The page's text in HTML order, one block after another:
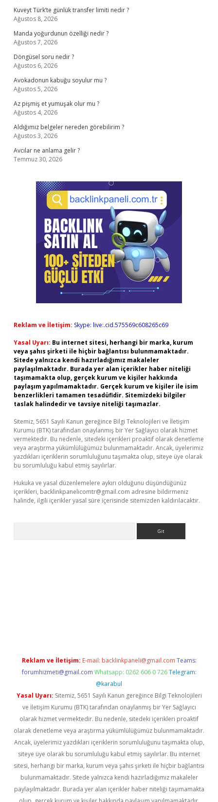
Kuveyt Türk’te günlük transfer limiti nedir ?
Ağustos 8, 2026
Manda yoğurdunun özelliği nedir ?
Ağustos 7, 2026
Döngüsel soru nedir ?
Ağustos 6, 2026
Avokadonun kabuğu soyulur mu ?
Ağustos 5, 2026
Az pişmiş et yumuşak olur mu ?
Ağustos 4, 2026
Aldığımız belgeler nereden görebilirim ?
Ağustos 3, 2026
Avcılar ne anlama gelir ?
Temmuz 30, 2026
Reklam ve İletişim: Skype: live:.cid.575569c608265c69
Yasal Uyarı: Bu internet sitesi, herhangi bir marka, kurum
veya şahıs şirketi ile hiçbir bağlantısı bulunmamaktadır.
Sitede yalnızca kendi hazırladığımız makaleler
paylaşılmaktadır. Burada yer alan içerikler haber niteliği
taşımamakta olup, gerçek kurum ve kişiler hakkında
paylaşım yapılmamaktadır. Gerçek kurum ve kişiler ile isim
benzerlikleri tamamen tesadüfidir. Sitemizdeki bilgiler
taslak halindedir ve tavsiye niteliği taşımazlar.
Sitemiz, 5651 Sayılı Kanun gereğince Bilgi Teknolojileri ve İletişim
Kurumu (BTK) tarafından onaylanmış bir Yer Sağlayıcı olarak hizmet
vermektedir. Bu nedenle, sitedeki içerikleri proaktif olarak denetleme
veya araştırma yükümlülüğümüz bulunmamaktadır. Ancak, üyelerimiz
yazdıkları içeriklerin sorumluluğunu taşımakta olup, siteye üye olarak
bu sorumluluğu kabul etmiş sayılırlar.
Hukuka ve yasal düzenlemelere aykırı olduğunu düşündüğünüz
içerikleri, backlinkpanelicomtr@gmail.com adresine bildirmeniz
halinde, ilgili içerikler yasal süre içerisinde sitemizden kaldırılacaktır.
Reklam ve İletişim: E-mail: backlinkpaneli@gmail.com Teams:
forumhizmeti@gmail.com Whatsapp: 0262 606 0 726 Telegram:
@karabul
Yasal Uyarı: Sitemiz, 5651 Sayılı Kanun gereğince Bilgi Teknolojileri
ve İletişim Kurumu (BTK) tarafından onaylanmış bir Yer Sağlayıcı
olarak hizmet vermektedir. Bu nedenle, sitedeki içerikleri proaktif
olarak denetleme veya araştırma yükümlülüğümüz bulunmamaktadır.
Ancak, üyelerimiz yazdıkları içeriklerin sorumluluğunu taşımakta olup,
siteye üye olarak bu sorumluluğu kabul etmiş sayılırlar. Bu internet
sitesi, herhangi bir marka, kurum veya şahıs şirketi ile hiçbir bağlantısı
bulunmamaktadır. Sitede yalnızca kendi hazırladığımız makaleler
paylaşılmaktadır. Burada yer alan içerikler haber niteliği taşımamakta